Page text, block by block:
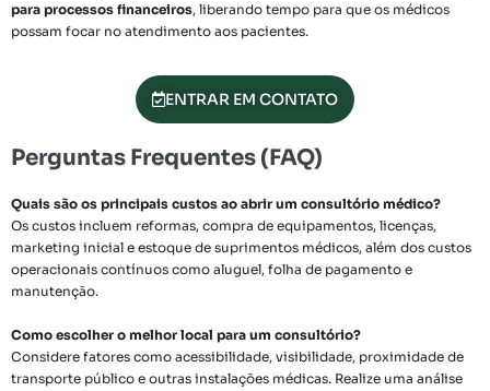
para processos financeiros, liberando tempo para que os médicos
possam focar no atendimento aos pacientes.
ENTRAR EM CONTATO
Perguntas Frequentes (FAQ)
Quais são os principais custos ao abrir um consultório médico?
Os custos incluem reformas, compra de equipamentos, licenças,
marketing inicial e estoque de suprimentos médicos, além dos custos
operacionais contínuos como aluguel, folha de pagamento e
manutenção.
Como escolher o melhor local para um consultório?
Considere fatores como acessibilidade, visibilidade, proximidade de
transporte público e outras instalações médicas. Realize uma análise